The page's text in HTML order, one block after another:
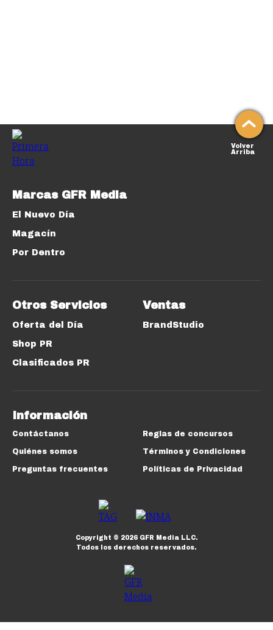
Volver
Arriba
Marcas GFR Media
El Nuevo Día
Magacín
Por Dentro
Otros Servicios
Oferta del Día
Shop PR
Clasificados PR
Ventas
BrandStudio
Información
Contáctanos
Quiénes somos
Preguntas frecuentes
Reglas de concursos
Términos y Condiciones
Políticas de Privacidad
Copyright © 2026GFR Media LLC.
Todos los derechos reservados.